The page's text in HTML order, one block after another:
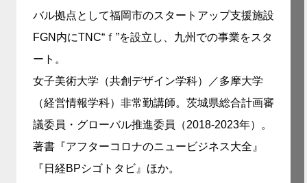
バル拠点として福岡市のスタートアップ支援施設
FGN内にTNC“ｆ”を設立し、九州での事業をスタ
ート。
女子美術大学（共創デザイン学科）／多摩大学
（経営情報学科）非常勤講師。茨城県総合計画審
議委員・グローバル推進委員（2018-2023年）。
著書『アフターコロナのニュービジネス大全』
『日経BPシゴトタビ』ほか。